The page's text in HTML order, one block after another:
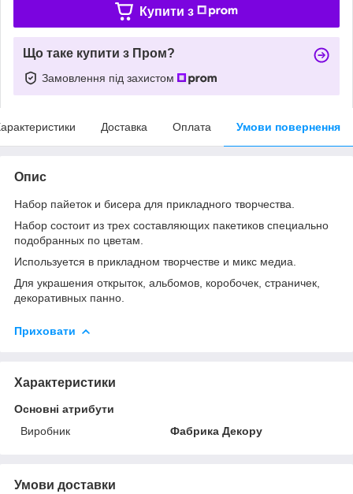
Купити з
Що таке купити з Пром?
Замовлення під захистом
Доставка Оплата Умови повернення
Опис
Набор пайеток и бисера для прикладного творчества.
Набор состоит из трех составляющих пакетиков специально
подобранных по цветам.
Используется в прикладном творчестве и микс медиа.
Для украшения открыток, альбомов, коробочек, страничек,
декоративных панно.
Приховати
Характеристики
Основні атрибути
Виробник
Фабрика Декору
Умови доставки